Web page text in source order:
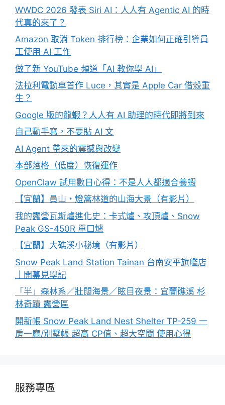
WWDC 2026 發表 Siri AI：人人有 Agentic AI 的時
代真的來了？
Amazon 取消 Token 排行榜：企業如何正確引導員
工使用 AI 工作
做了新 YouTube 頻道「AI 教你學 AI」
法拉利電動車首作 Luce，其實是 Apple Car 借殼重
生？
Google 版的龍蝦？人人有 AI 助理的時代即將到來
自己動手寫，不要貼 AI 文
AI Agent 帶來的震撼與改變
本部落格（低度）恢復運作
OpenClaw 試用數日心得：不是人人都適合養蝦
【宜蘭】員山・燈篙林道的山海大景（有影片）
我的露營瓦斯爐進化史：卡式爐、攻頂爐、Snow
Peak GS-450R 單口爐
【宜蘭】大礁溪小秘境（有影片）
Snow Peak Land Station Tainan 台南安平旗艦店
｜開幕見學記
「半」森林系／壯闊海景／眩目夜景：宜蘭礁溪 杉
林奇蹟 露營區
開新帳 Snow Peak Land Nest Shelter TP-259 一
房一廳/別墅帳 超高 CP值、超大空間 使用心得
服務專區